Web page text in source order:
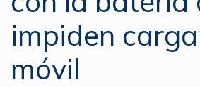
impiden
móvil